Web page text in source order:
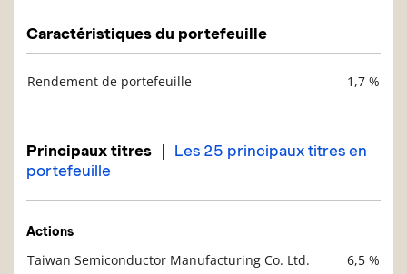
Caractéristiques du portefeuille
Rendement de portefeuille 1,7 %
Principaux titres | Les 25 principaux titres en
portefeuille
Actions
Taiwan Semiconductor Manufacturing Co. Ltd.
6,5 %